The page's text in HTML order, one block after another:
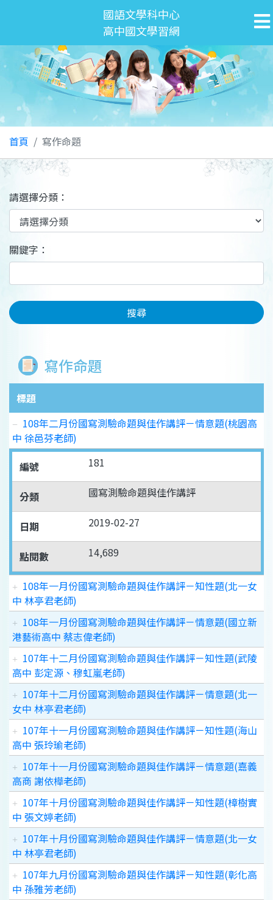
國語文學科中心
高中國文學習網
首頁 寫作命題
請選擇分類：
關鍵字：
搜尋
寫作命題
標題
108年二月份國寫測驗命題與佳作講評－情意題(桃園高
中 徐邑芬老師)
編號
181
分類 國寫測驗命題與佳作講評
日期 2019-02-27
點閱數 14,689
108年一月份國寫測驗命題與佳作講評－知性題(北一女
中 林亭君老師)
108年一月份國寫測驗命題與佳作講評－情意題(國立新
港藝術高中 蔡志偉老師)
107年十二月份國寫測驗命題與佳作講評－知性題(武陵
高中 彭定源、穆虹嵐老師)
107年十二月份國寫測驗命題與佳作講評－情意題(北一
女中 林亭君老師)
107年十一月份國寫測驗命題與佳作講評－知性題(海山
高中 張玲瑜老師)
107年十一月份國寫測驗命題與佳作講評－情意題(嘉義
高商 謝依樺老師)
107年十月份國寫測驗命題與佳作講評－知性題(樟樹實
中 張文婷老師)
107年十月份國寫測驗命題與佳作講評－情意題(北一女
中 林亭君老師)
107年九月份國寫測驗命題與佳作講評－知性題(彰化高
中 孫雅芳老師)